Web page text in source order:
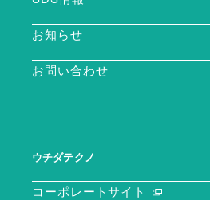
お知らせ
お問い合わせ
ウチダテクノ
コーポレートサイト